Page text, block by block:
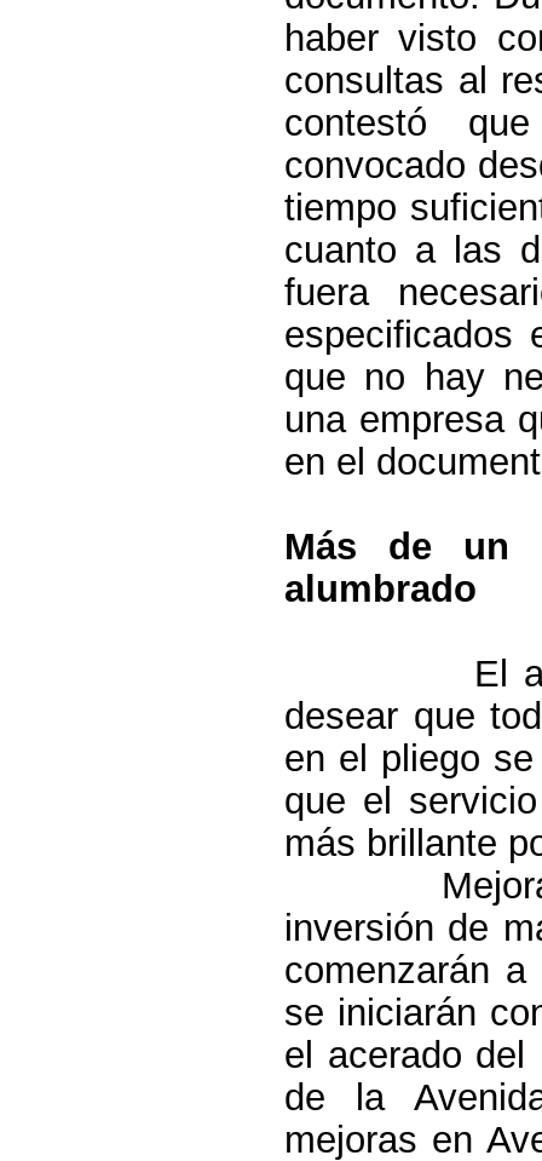
haber visto
consultas al
contestó
convocado
tiempo
cuanto a las
fuera
especificados
que no hay
una empresa
en el
Más de un
alumbrado
El alcalde
desear que
en el pliego
que el
más brillante
Mejoras en
inversión de
comenzarán
se iniciarán
el acerado
de la
mejoras en